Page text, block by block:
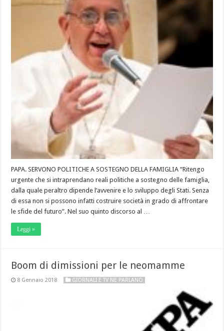
PAPA. SERVONO POLITICHE A SOSTEGNO DELLA FAMIGLIA “Ritengo
urgente che si intraprendano reali politiche a sostegno delle famiglia,
dalla quale peraltro dipende l’avvenire e lo sviluppo degli Stati. Senza
di essa non si possono infatti costruire società in grado di affrontare
le sfide del futuro”. Nel suo quinto discorso al …
Leggi »
Boom di dimissioni per le neomamme
8 Gennaio 2018 GIORNALI E TV NE PARLANO